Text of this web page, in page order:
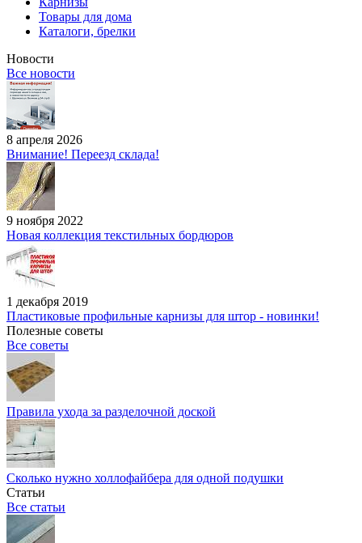
Товары для дома
Каталоги, брелки
Новости
Все новости
8 апреля 2026
Внимание! Переезд склада!
9 ноября 2022
Новая коллекция текстильных бордюров
1 декабря 2019
Пластиковые профильные карнизы для штор - новинки!
Полезные советы
Все советы
Правила ухода за разделочной доской
Сколько нужно холлофайбера для одной подушки
Статьи
Все статьи